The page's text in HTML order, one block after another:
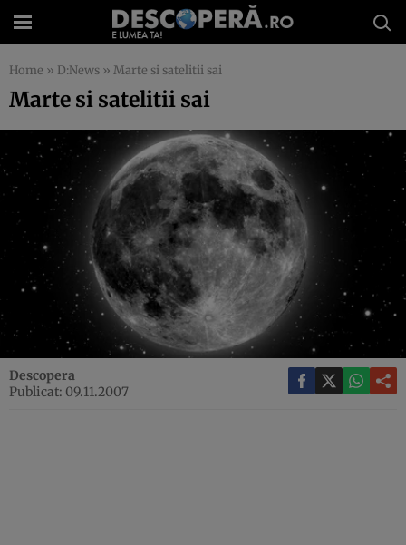
Home » D:News » Marte si satelitii sai
Marte si satelitii sai
Descopera
Publicat: 09.11.2007